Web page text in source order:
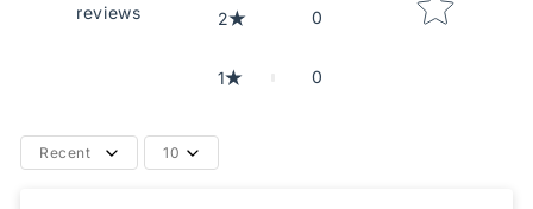
reviews
2 0
1 0
Recent 10